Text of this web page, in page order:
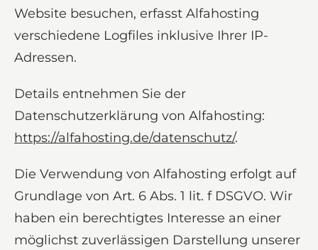
Website besuchen, erfasst Alfahosting
verschiedene Logfiles inklusive Ihrer IP-
Adressen.
Details entnehmen Sie der
Datenschutzerklärung von Alfahosting:
https://alfahosting.de/datenschutz/.
Die Verwendung von Alfahosting erfolgt auf
Grundlage von Art. 6 Abs. 1 lit. f DSGVO. Wir
haben ein berechtigtes Interesse an einer
möglichst zuverlässigen Darstellung unserer